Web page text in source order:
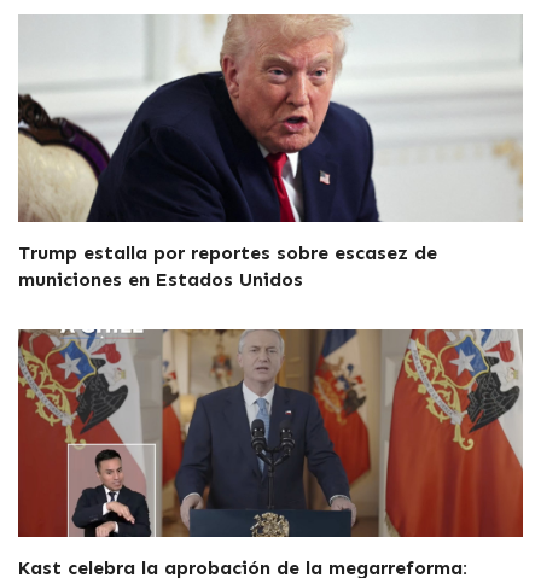
Trump estalla por reportes sobre escasez de
municiones en Estados Unidos
Kast celebra la aprobación de la megarreforma: